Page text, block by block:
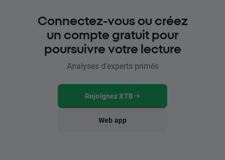
Connectez-vous ou créez
un compte gratuit pour
poursuivre votre lecture
Analyses d’experts primés
Rejoignez XTB
Web app